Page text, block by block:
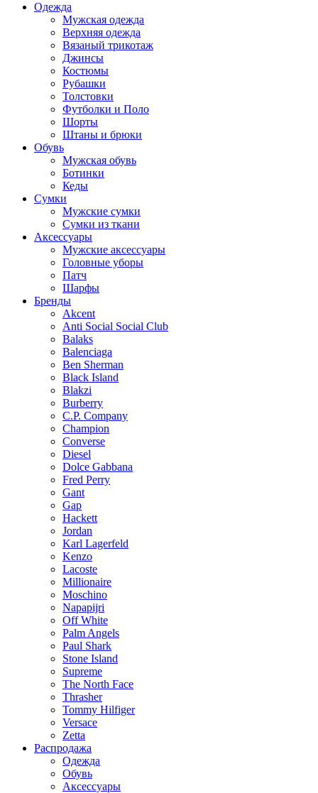
Одежда
Мужская одежда
Верхняя одежда
Вязаный трикотаж
Джинсы
Костюмы
Рубашки
Толстовки
Футболки и Поло
Шорты
Штаны и брюки
Обувь
Мужская обувь
Ботинки
Кеды
Сумки
Мужские сумки
Сумки из ткани
Аксессуары
Мужские аксессуары
Головные уборы
Патч
Шарфы
Бренды
Akcent
Anti Social Social Club
Balaks
Balenciaga
Ben Sherman
Black Island
Blakzi
Burberry
C.P. Company
Champion
Converse
Diesel
Dolce Gabbana
Fred Perry
Gant
Gap
Hackett
Jordan
Karl Lagerfeld
Kenzo
Lacoste
Millionaire
Moschino
Napapijri
Off White
Palm Angels
Paul Shark
Stone Island
Supreme
The North Face
Thrasher
Tommy Hilfiger
Versace
Zetta
Распродажа
Одежда
Обувь
Аксессуары